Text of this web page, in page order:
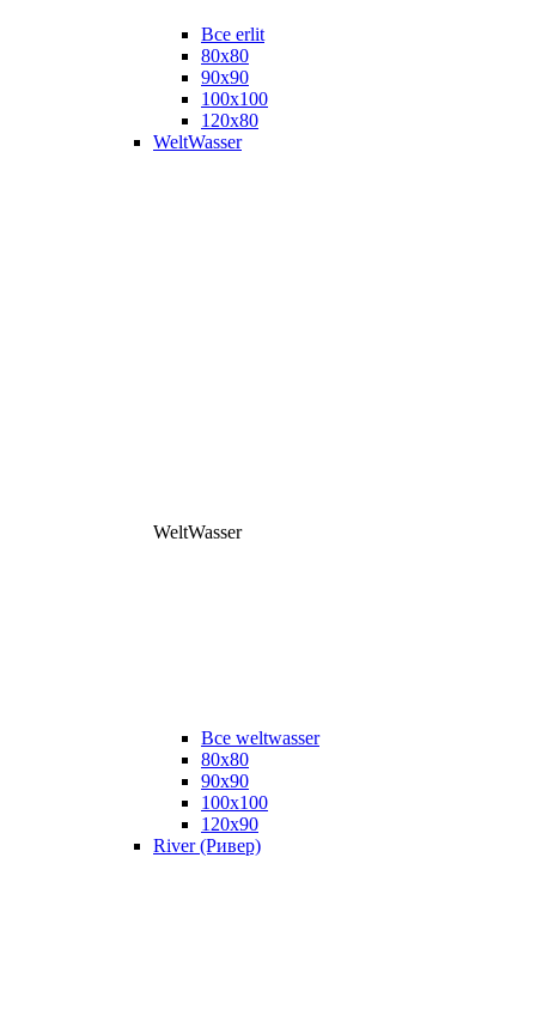
Все erlit
80x80
90x90
100x100
120x80
WeltWasser
WeltWasser
Все weltwasser
80x80
90x90
100x100
120x90
River (Ривер)